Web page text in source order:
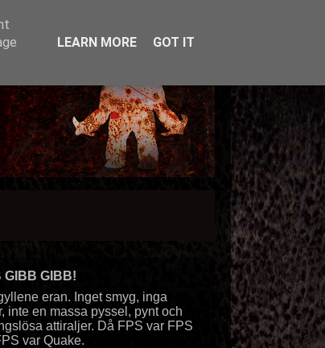
GIBB GIBB!
eran. Inget smyg, inga
inte en massa pyssel, pynt och
attiraljer. Då FPS var FPS
var Quake.
LEARN MORE GOT IT